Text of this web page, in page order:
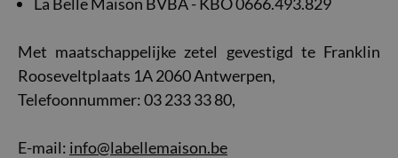
Met maatschappelijke zetel gevestigd te Franklin
Rooseveltplaats 1A 2060 Antwerpen,
Telefoonnummer: 03 233 33 80,
E-mail: info@labellemaison.be